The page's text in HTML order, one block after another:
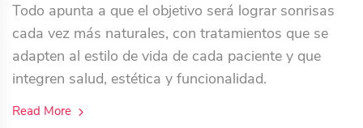
Todo apunta a que el objetivo será lograr sonrisas
cada vez más naturales, con tratamientos que se
adapten al estilo de vida de cada paciente y que
integren salud, estética y funcionalidad.
Read More